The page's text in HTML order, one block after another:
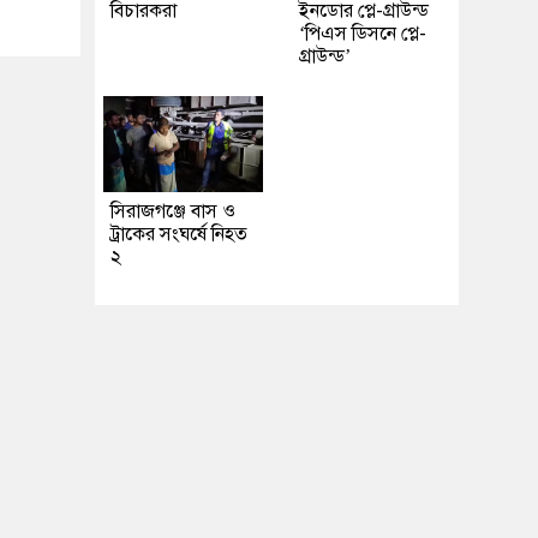
বিচারকরা
ইনডোর প্লে-গ্রাউন্ড
‘পিএস ডিসনে প্লে-
গ্রাউন্ড’
সিরাজগঞ্জে বাস ও
ট্রাকের সংঘর্ষে নিহত
২